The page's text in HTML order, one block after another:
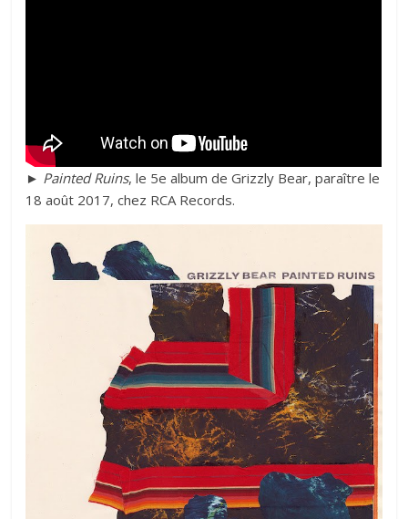
► Painted Ruins, le 5e album de Grizzly Bear, paraître le
18 août 2017, chez RCA Records.